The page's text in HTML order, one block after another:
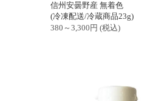
信州安曇野産 無着色
(冷凍配送/冷蔵商品23g)
380～3,300 円 (税込)